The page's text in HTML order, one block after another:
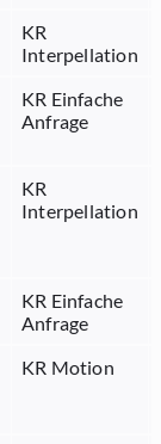
KR
Interpellation
KR Einfache
Anfrage
KR
Interpellation
KR Einfache
Anfrage
KR Motion